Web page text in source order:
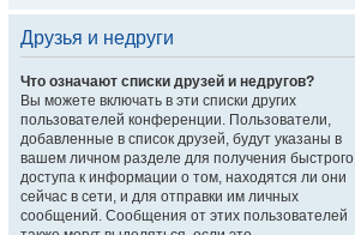
Друзья и недруги
Что означают списки друзей и недругов?
Вы можете включать в эти списки других
пользователей конференции. Пользователи,
добавленные в список друзей, будут указаны в
вашем личном разделе для получения быстрого
доступа к информации о том, находятся ли они
сейчас в сети, и для отправки им личных
сообщений. Сообщения от этих пользователей